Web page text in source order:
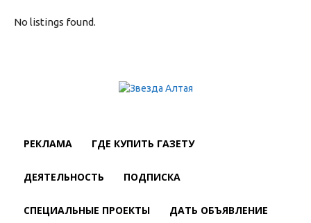
No listings found.
РЕКЛАМА ГДЕ КУПИТЬ ГАЗЕТУ
ДЕЯТЕЛЬНОСТЬ ПОДПИСКА
СПЕЦИАЛЬНЫЕ ПРОЕКТЫ ДАТЬ ОБЪЯВЛЕНИЕ